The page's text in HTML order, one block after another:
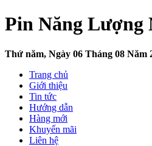
Pin Năng Lượng
Thứ năm, Ngày 06 Tháng 08 Năm
Trang chủ
Giới thiệu
Tin tức
Hướng dẫn
Hàng mới
Khuyến mãi
Liên hệ